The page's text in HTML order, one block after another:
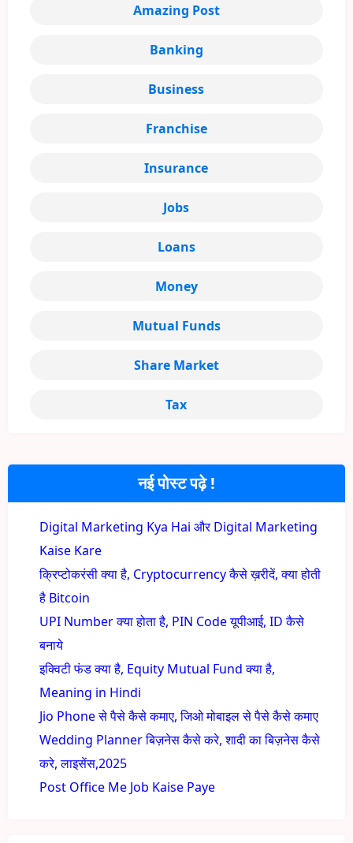
नई पोस्ट पढ़े !
Digital Marketing Kya Hai और Digital Marketing
Kaise Kare
क्रिप्टोकरंसी क्या है, Cryptocurrency कैसे ख़रीदें, क्या होती
है Bitcoin
UPI Number क्या होता है, PIN Code यूपीआई, ID कैसे
बनाये
इक्विटी फंड क्या है, Equity Mutual Fund क्या है,
Meaning in Hindi
Jio Phone से पैसे कैसे कमाए, जिओ मोबाइल से पैसे कैसे कमाए
Wedding Planner बिज़नेस कैसे करे, शादी का बिज़नेस कैसे
करे, लाइसेंस,2025
Post Office Me Job Kaise Paye
Amazing Post
Banking
Business
Franchise
Insurance
Jobs
Loans
Money
Mutual Funds
Share Market
Tax